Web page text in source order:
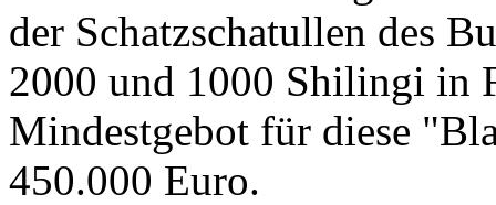
der Schatzschatullen des
2000 und 1000 Shilingi in
Mindestgebot für diese
450.000 Euro.